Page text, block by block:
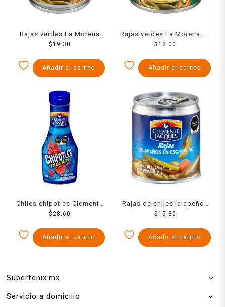
Rajas verdes La Morena
de chiles jalapeños en
$19.30
Añadir al carrito
Rajas verdes La Morena en
escabeche 100 g
$12.00
Añadir al carrito
Chiles chipotles Clemente
Jacques adobados
$28.60
Añadir al carrito
Rajas de chiles jalapeños
Clemente Jacques en
$15.30
Añadir al carrito
Superfenix.mx
Servicio a domicilio